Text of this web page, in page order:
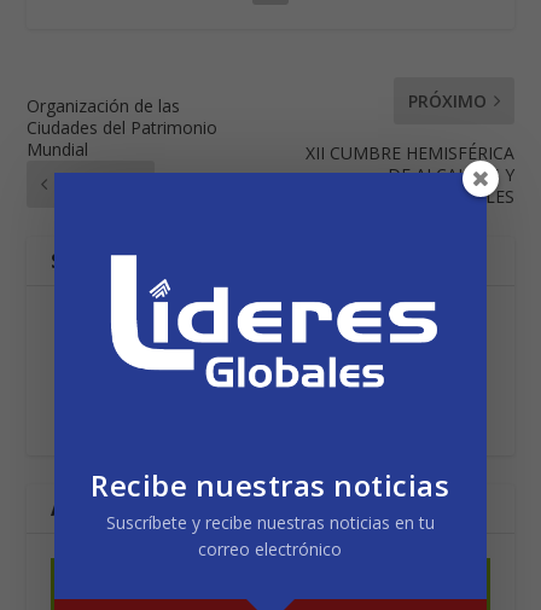
Organización de las
Ciudades del Patrimonio
Mundial
PRÓXIMO
XII CUMBRE HEMISFÉRICA
DE ALCALDES Y
GOBIERNOS LOCALES
SOBRE EL AUTOR
ARTÍCULOS RELACIONADOS
Recibe nuestras noticias
Suscríbete y recibe nuestras noticias en tu
correo electrónico